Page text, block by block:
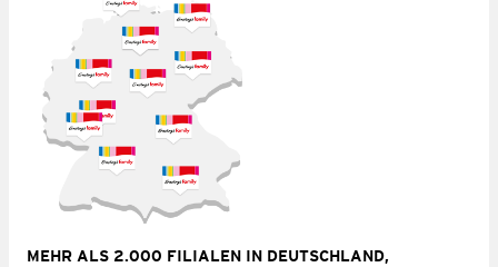
MEHR ALS 2.000 FILIALEN IN DEUTSCHLAND,